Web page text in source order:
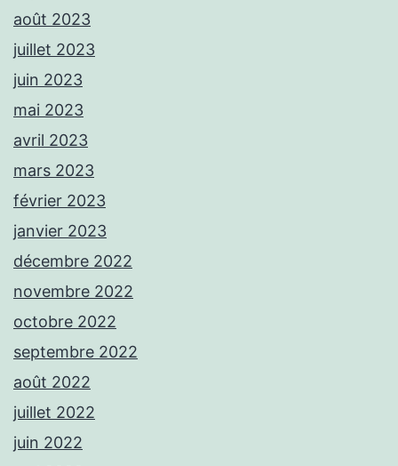
août 2023
juillet 2023
juin 2023
mai 2023
avril 2023
mars 2023
février 2023
janvier 2023
décembre 2022
novembre 2022
octobre 2022
septembre 2022
août 2022
juillet 2022
juin 2022